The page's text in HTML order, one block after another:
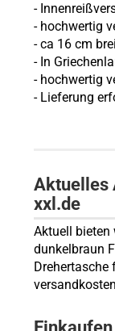
-
- hochwertig
- ca 16 cm
- In
- hochwertig
- Lieferung
Aktuelles
xxl.de
Aktuell bieten
dunkelbraun
Drehertasche